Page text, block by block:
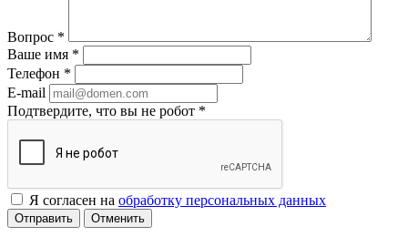
Вопрос *
Ваше имя *
Телефон *
E-mail
Подтвердите, что вы не робот *
Я согласен на обработку персональных данных
Отменить